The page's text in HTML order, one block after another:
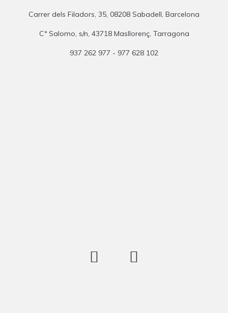
Carrer dels Filadors, 35, 08208 Sabadell, Barcelona
Cª Salomo, s/n, 43718 Masllorenç, Tarragona
937 262 977 - 977 628 102